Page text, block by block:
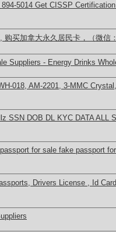
5014​ Get CISSP
购买加拿大永久居民卡，（微信
Suppliers - Energy Drinks
018, AM-2201, 3-MMC
SSN DOB DL KYC DATA ALL
for sale fake passport
Drivers License , Id